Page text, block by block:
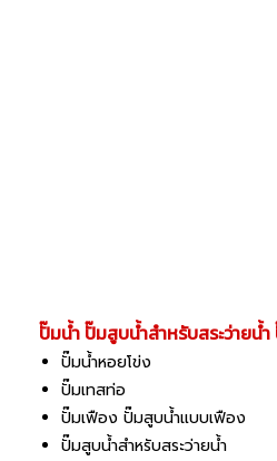
ปั๊มน้ำ ปั๊มสูบน้ำสำหรับสระว่ายน้
ปั๊มน้ำหอยโข่ง
ปั๊มเทสท่อ
ปั๊มเฟือง ปั๊มสูบน้ำแบบเฟือง
ปั๊มสูบน้ำสำหรับสระว่ายน้ำ